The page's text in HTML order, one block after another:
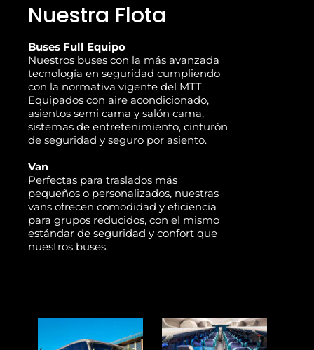
Nuestra Flota
Buses Full Equipo
Nuestros buses con la más avanzada
tecnología en seguridad cumpliendo
con la normativa vigente del MTT.
Equipados con aire acondicionado,
asientos semi cama y salón cama,
sistemas de entretenimiento, cinturón
de seguridad y seguro por asiento.
Van
Perfectas para traslados más
pequeños o personalizados, nuestras
vans ofrecen comodidad y eficiencia
para grupos reducidos, con el mismo
estándar de seguridad y confort que
nuestros buses.